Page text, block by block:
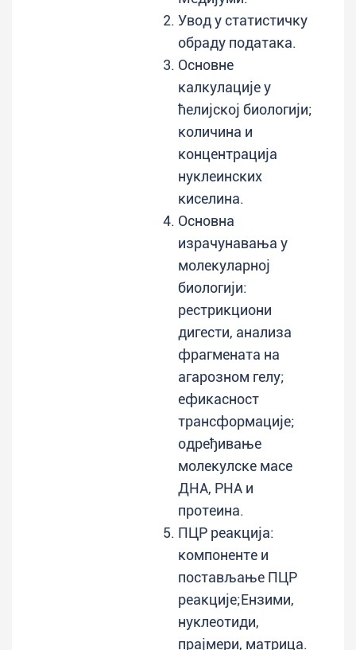
Увод у статистичку
обраду података.
Основне
калкулације у
ћелијској биологији;
количина и
концентрација
нуклеинских
киселина.
Основна
израчунавања у
молекуларној
биологији:
рестрикциони
дигести, анализа
фрагмената на
агарозном гелу;
ефикасност
трансформације;
одређивање
молекулске масе
ДНА, РНА и
протеина.
ПЦР реакција:
компоненте и
постављање ПЦР
реакције;Ензими,
нуклеотиди,
прајмери, матрица.